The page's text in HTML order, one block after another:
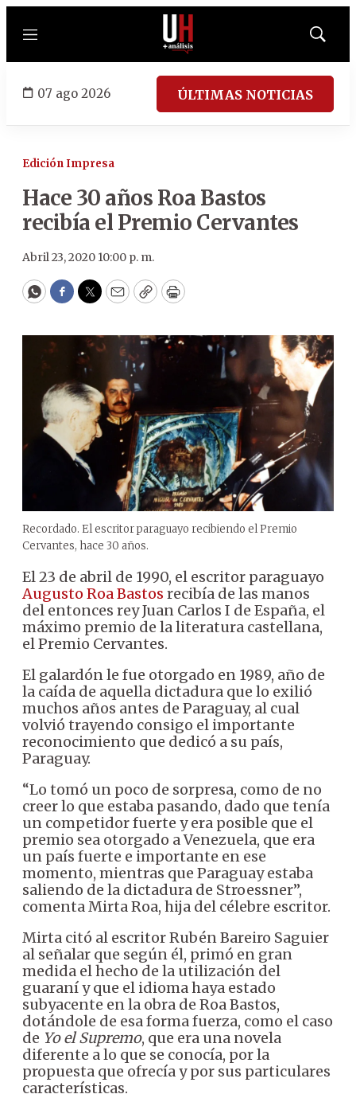
Menú
Mostrar
07 ago 2026 ÚLTIMAS NOTICIAS
Edición Impresa
Hace 30 años Roa Bastos
recibía el Premio Cervantes
Abril 23, 2020 10:00 p. m.
WhatsApp
Facebook
Twitter
EmailCopyPrint
Recordado. El escritor paraguayo recibiendo el Premio
Cervantes, hace 30 años.
El 23 de abril de 1990, el escritor paraguayo
Augusto Roa Bastos recibía de las manos
del entonces rey Juan Carlos I de España, el
máximo premio de la literatura castellana,
el Premio Cervantes.
El galardón le fue otorgado en 1989, año de
la caída de aquella dictadura que lo exilió
muchos años antes de Paraguay, al cual
volvió trayendo consigo el importante
reconocimiento que dedicó a su país,
Paraguay.
“Lo tomó un poco de sorpresa, como de no
creer lo que estaba pasando, dado que tenía
un competidor fuerte y era posible que el
premio sea otorgado a Venezuela, que era
un país fuerte e importante en ese
momento, mientras que Paraguay estaba
saliendo de la dictadura de Stroessner”,
comenta Mirta Roa, hija del célebre escritor.
Mirta citó al escritor Rubén Bareiro Saguier
al señalar que según él, primó en gran
medida el hecho de la utilización del
guaraní y que el idioma haya estado
subyacente en la obra de Roa Bastos,
dotándole de esa forma fuerza, como el caso
de Yo el Supremo, que era una novela
diferente a lo que se conocía, por la
propuesta que ofrecía y por sus particulares
características.